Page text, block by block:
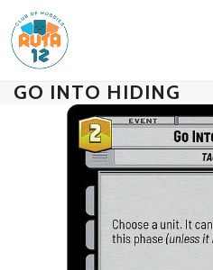
GO INTO HIDING